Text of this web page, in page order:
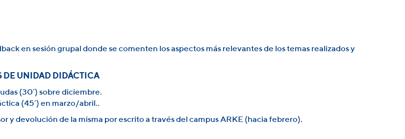
en sesión grupal donde se comenten los aspectos más relevantes de los temas realizados y
DE UNIDAD DIDÁCTICA
(30´) sobre diciembre.
(45´) en marzo/abril..
devolución de la misma por escrito a través del campus ARKE (hacia febrero).